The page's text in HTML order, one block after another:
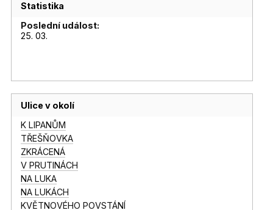
Statistika
Poslední událost:
25. 03.
Ulice v okolí
K LIPANŮM
TŘEŠŇOVKA
ZKRÁCENÁ
V PRUTINÁCH
NA LUKA
NA LUKÁCH
KVĚTNOVÉHO POVSTÁNÍ